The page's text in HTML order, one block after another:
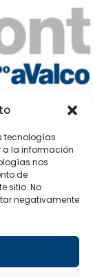
tecnologías
la información
nos
de
sitio. No
negativamente